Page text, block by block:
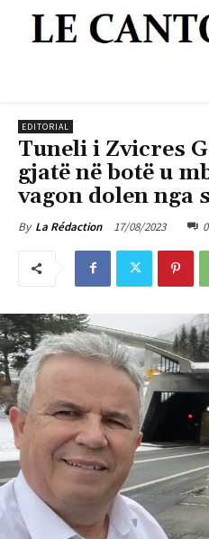
EDITORIAL
Tuneli i Zvicres
gjatë në botë u
vagon dolen nga
By La Rédaction 17/08/2023 0